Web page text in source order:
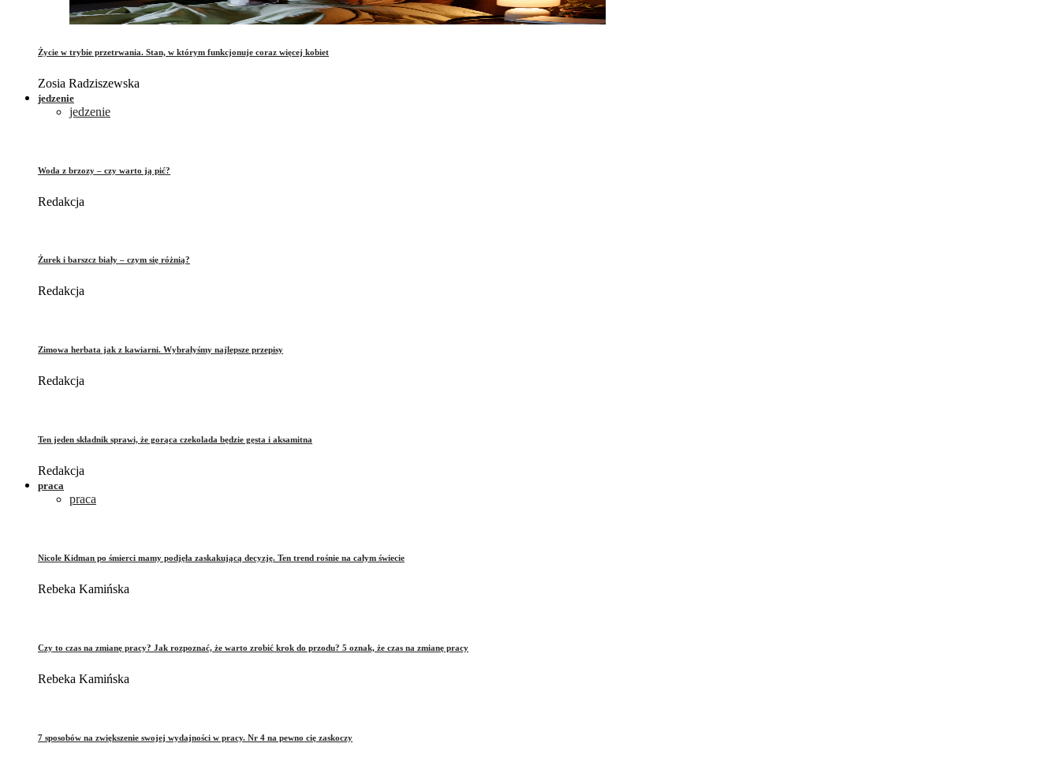
Życie w trybie przetrwania. Stan, w którym funkcjonuje coraz więcej kobiet
Zosia Radziszewska
jedzenie
jedzenie
Woda z brzozy – czy warto ją pić?
Redakcja
Żurek i barszcz biały – czym się różnią?
Redakcja
Zimowa herbata jak z kawiarni. Wybrałyśmy najlepsze przepisy
Redakcja
Ten jeden składnik sprawi, że gorąca czekolada będzie gęsta i aksamitna
Redakcja
praca
praca
Nicole Kidman po śmierci mamy podjęła zaskakującą decyzję. Ten trend rośnie na całym świecie
Rebeka Kamińska
Czy to czas na zmianę pracy? Jak rozpoznać, że warto zrobić krok do przodu? 5 oznak, że czas na zmianę pracy
Rebeka Kamińska
7 sposobów na zwiększenie swojej wydajności w pracy. Nr 4 na pewno cię zaskoczy